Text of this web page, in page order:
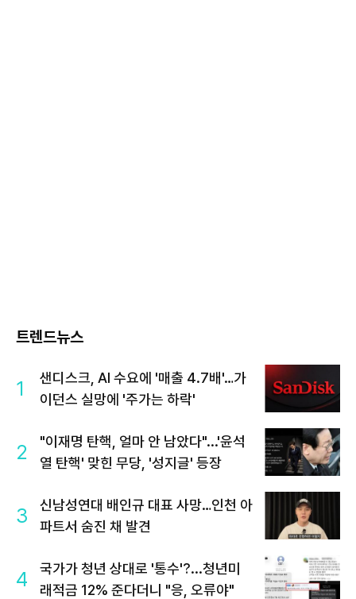
트렌드뉴스
1
샌디스크, AI 수요에 '매출 4.7배'…가
이던스 실망에 '주가는 하락'
2
"이재명 탄핵, 얼마 안 남았다"...'윤석
열 탄핵' 맞힌 무당, '성지글' 등장
3
신남성연대 배인규 대표 사망…인천 아
파트서 숨진 채 발견
4
국가가 청년 상대로 '통수'?...청년미
래적금 12% 준다더니 "응, 오류야"